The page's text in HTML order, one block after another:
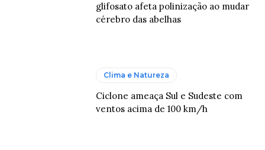
glifosato afeta polinização ao mudar
cérebro das abelhas
Clima e Natureza
Ciclone ameaça Sul e Sudeste com
ventos acima de 100 km/h